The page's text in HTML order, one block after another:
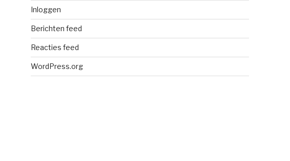
Inloggen
Berichten feed
Reacties feed
WordPress.org